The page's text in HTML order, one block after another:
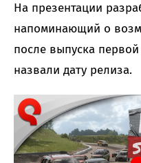
На презентации
напоминающий о
после выпуска
назвали дату релиза.